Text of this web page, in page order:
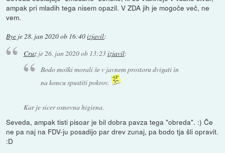
ampak pri mladih tega nisem opazil. V ZDA jih je mogoče več, ne
vem.
Bye je28. jan 2020 ob 16:40izjavil:
Cruzje 26. jan 2020 ob 13:23izjavil:
Bodo moški morali še v javnem prostoru dvigati in
na koncu spustiti pokrov.
Kar je sicer osnovna higiena.
Seveda, ampak tisti pisoar je bil dobra pavza tega "obreda". :) Če
ne pa naj na FDV-ju posadijo par drev zunaj, pa bodo tja šli opravit.
:D